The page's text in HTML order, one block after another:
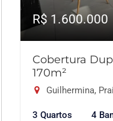
R$ 1.600.000
Cobertura
170m²
Guilhermina,
3 Quartos 4